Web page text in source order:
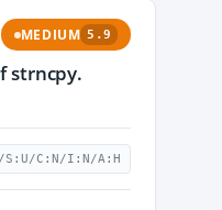
MEDIUM 5.9
strncpy.
S:U/C:N/I:N/A:H